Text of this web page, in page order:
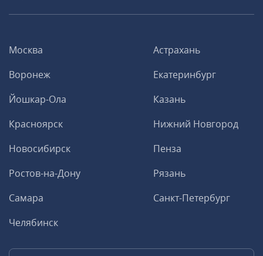
Москва
Астрахань
Воронеж
Екатеринбург
Йошкар-Ола
Казань
Красноярск
Нижний Новгород
Новосибирск
Пенза
Ростов-на-Дону
Рязань
Самара
Санкт-Петербург
Челябинск